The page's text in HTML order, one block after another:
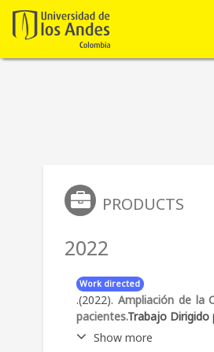
PRODUCTS
2022
Work directed
.(2022).Ampliación de la
pacientes.Trabajo Dirigido
Show more